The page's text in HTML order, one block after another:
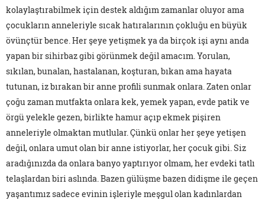
kolaylaştırabilmek için destek aldığım zamanlar oluyor ama
çocukların anneleriyle sıcak hatıralarının çokluğu en büyük
övünçtür bence. Her şeye yetişmek ya da birçok işi aynı anda
yapan bir sihirbaz gibi görünmek değil amacım. Yorulan,
sıkılan, bunalan, hastalanan, koşturan, bıkan ama hayata
tutunan, iz bırakan bir anne profili sunmak onlara. Zaten onlar
çoğu zaman mutfakta onlara kek, yemek yapan, evde patik ve
örgü yelekle gezen, birlikte hamur açıp ekmek pişiren
anneleriyle olmaktan mutlular. Çünkü onlar her şeye yetişen
değil, onlara umut olan bir anne istiyorlar, her çocuk gibi. Siz
aradığınızda da onlara banyo yaptırıyor olmam, her evdeki tatlı
telaşlardan biri aslında. Bazen gülüşme bazen didişme ile geçen
yaşantımız sadece evinin işleriyle meşgul olan kadınlardan